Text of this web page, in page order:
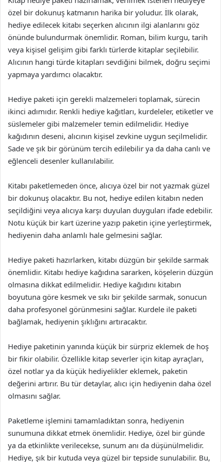
özel bir dokunuş katmanın harika bir yoludur. İlk olarak,
hediye edilecek kitabı seçerken alıcının ilgi alanlarını göz
önünde bulundurmak önemlidir. Roman, bilim kurgu, tarih
veya kişisel gelişim gibi farklı türlerde kitaplar seçilebilir.
Alıcının hangi türde kitapları sevdiğini bilmek, doğru seçimi
yapmaya yardımcı olacaktır.
Hediye paketi için gerekli malzemeleri toplamak, sürecin
ikinci adımıdır. Renkli hediye kağıtları, kurdeleler, etiketler ve
süslemeler gibi malzemeler temin edilmelidir. Hediye
kağıdının deseni, alıcının kişisel zevkine uygun seçilmelidir.
Sade ve şık bir görünüm tercih edilebilir ya da daha canlı ve
eğlenceli desenler kullanılabilir.
Kitabı paketlemeden önce, alıcıya özel bir not yazmak güzel
bir dokunuş olacaktır. Bu not, hediye edilen kitabın neden
seçildiğini veya alıcıya karşı duyulan duyguları ifade edebilir.
Notu küçük bir kart üzerine yazıp paketin içine yerleştirmek,
hediyenin daha anlamlı hale gelmesini sağlar.
Hediye paketi hazırlarken, kitabı düzgün bir şekilde sarmak
önemlidir. Kitabı hediye kağıdına sararken, köşelerin düzgün
olmasına dikkat edilmelidir. Hediye kağıdını kitabın
boyutuna göre kesmek ve sıkı bir şekilde sarmak, sonucun
daha profesyonel görünmesini sağlar. Kurdele ile paketi
bağlamak, hediyenin şıklığını artıracaktır.
Hediye paketinin yanında küçük bir sürpriz eklemek de hoş
bir fikir olabilir. Özellikle kitap severler için kitap ayraçları,
özel notlar ya da küçük hediyelikler eklemek, paketin
değerini artırır. Bu tür detaylar, alıcı için hediyenin daha özel
olmasını sağlar.
Paketleme işlemini tamamladıktan sonra, hediyenin
sunumuna dikkat etmek önemlidir. Hediye, özel bir günde
ya da etkinlikte verilecekse, sunum anı da düşünülmelidir.
Hediye, şık bir kutuda veya güzel bir tepside sunulabilir. Bu,